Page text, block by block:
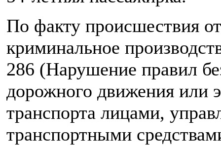
По факту происшествия
криминальное
286 (Нарушение правил
дорожного движения или
транспорта лицами,
транспортными